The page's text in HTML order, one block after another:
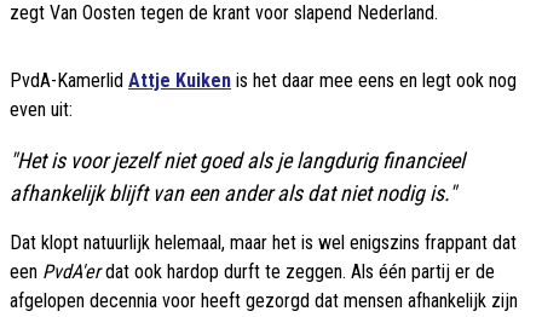
zegt Van Oosten tegen de krant voor slapend Nederland.
PvdA-Kamerlid Attje Kuiken is het daar mee eens en legt ook nog
even uit:
"Het is voor jezelf niet goed als je langdurig financieel
afhankelijk blijft van een ander als dat niet nodig is."
Dat klopt natuurlijk helemaal, maar het is wel enigszins frappant dat
een PvdA'erdat ook hardop durft te zeggen. Als één partij er de
afgelopen decennia voor heeft gezorgd dat mensen afhankelijk zijn